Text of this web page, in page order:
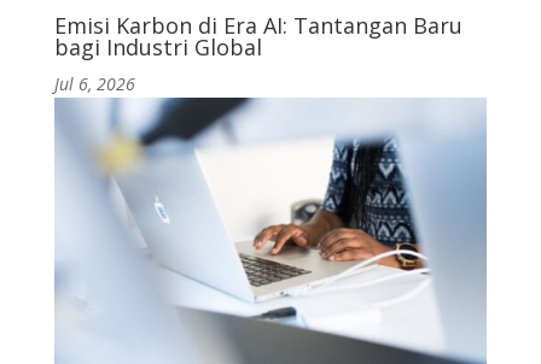
Emisi Karbon di Era AI: Tantangan Baru
bagi Industri Global
Jul 6, 2026